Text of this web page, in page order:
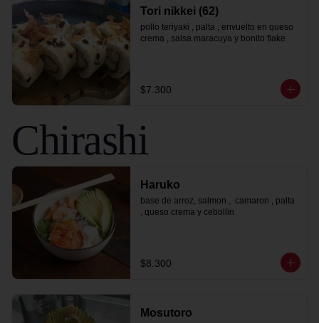
Tori nikkei (62)
pollo teriyaki , palta , envuelto en queso
crema , salsa maracuya y bonito flake
$7.300
Chirashi
Haruko
base de arroz, salmon ,  camaron , palta
, queso crema y cebollin
$8.300
Mosutoro